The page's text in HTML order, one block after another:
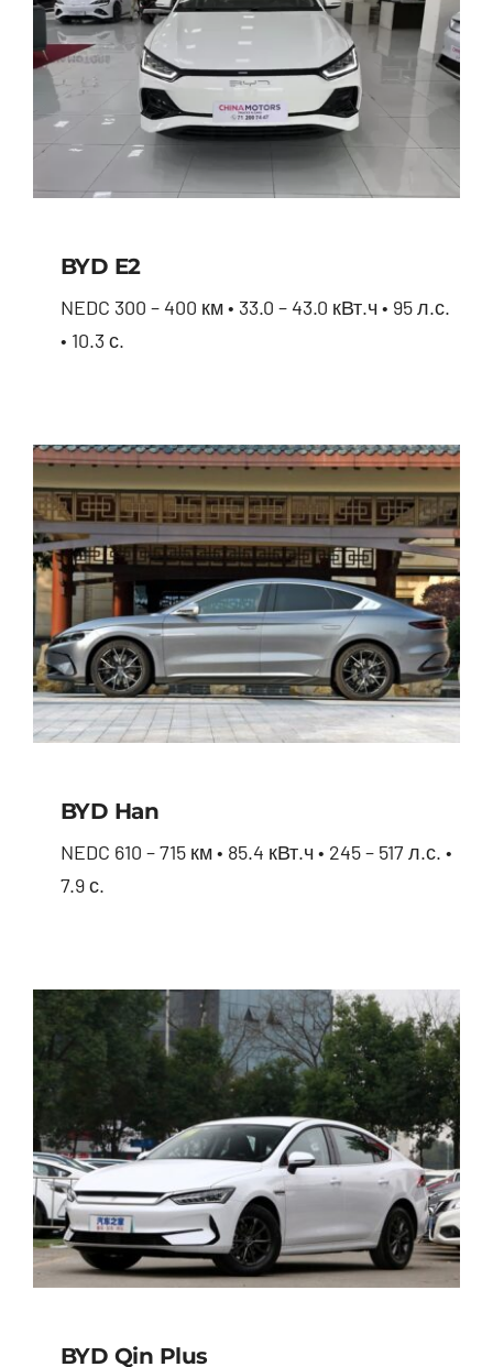
BYD E2
NEDC 300 – 400 км • 33.0 – 43.0 кВт.ч • 95 л.с.
• 10.3 с.
BYD Han
NEDC 610 – 715 км • 85.4 кВт.ч • 245 – 517 л.с. •
7.9 с.
BYD Qin Plus